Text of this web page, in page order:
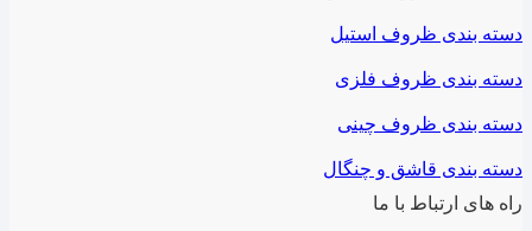
دسته بندی ظروف استیل
دسته بندی ظروف فلزی
دسته بندی ظروف چینی
دسته بندی قاشق و چنگال
راه های ارتباط با ما